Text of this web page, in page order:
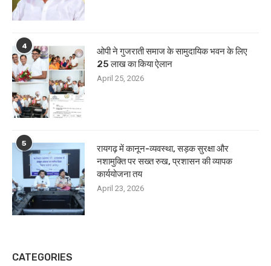
4
ओपी ने गुजराती समाज के सामुदायिक भवन के लिए
25 लाख का किया ऐलान
April 25, 2026
5
रायगढ़ में कानून-व्यवस्था, सड़क सुरक्षा और
नशामुक्ति पर सख्त रुख, प्रशासन की व्यापक
कार्ययोजना तय
April 23, 2026
CATEGORIES